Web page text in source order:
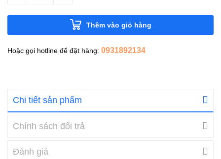
Thêm vào giỏ hàng
Hoặc gọi hotline để đặt hàng: 0931892134
Chi tiết sản phẩm
Chính sách đổi trả
Đánh giá